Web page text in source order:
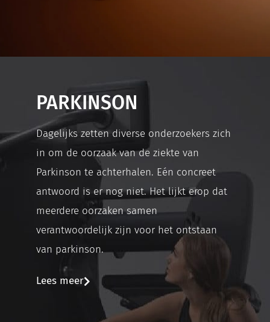
PARKINSON
Dagelijks zetten diverse onderzoekers zich
in om de oorzaak van de ziekte van
Parkinson te achterhalen. Eén concreet
antwoord is er nog niet. Het lijkt erop dat
meerdere oorzaken samen
verantwoordelijk zijn voor het ontstaan
van parkinson.
Lees meer